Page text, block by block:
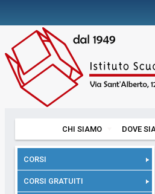
CHI SIAMO DOVE
CORSI
CORSI GRATUITI